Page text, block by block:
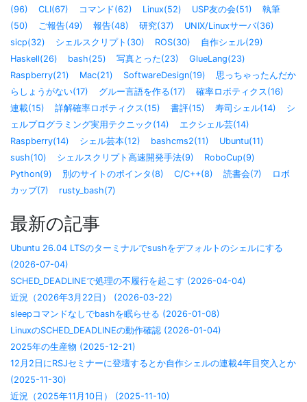
(96)
CLI(67) コマンド(62) Linux(52) USP友の会(51)
執筆
(50)
ご報告(49) 報告(48) 研究(37)
UNIX/Linuxサーバ(36)
sicp(32)
シェルスクリプト(30) ROS(30)
自作シェル(29)
Haskell(26)
bash(25) 写真とった(23)
GlueLang(23)
Raspberry(21)
Mac(21) SoftwareDesign(19)
思っちゃったんだか
らしょうがない(17)
グルー言語を作る(17)
確率ロボティクス(16)
連載(15)
詳解確率ロボティクス(15) 書評(15) 寿司シェル(14)
シ
ェルプログラミング実用テクニック(14)
エクシェル芸(14)
Raspberry(14)
シェル芸本(12) bashcms2(11)
Ubuntu(11)
sush(10)
シェルスクリプト高速開発手法(9)
RoboCup(9)
Python(9)
別のサイトのポインタ(8) C/C++(8) 読書会(7)
ロボ
カップ(7)
rusty_bash(7)
最新の記事
Ubuntu 26.04 LTSのターミナルでsushをデフォルトのシェルにする
(2026-07-04)
SCHED_DEADLINEで処理の不履行を起こす (2026-04-04)
近況（2026年3月22日） (2026-03-22)
sleepコマンドなしでbashを眠らせる (2026-01-08)
LinuxのSCHED_DEADLINEの動作確認 (2026-01-04)
2025年の生産物 (2025-12-21)
12月2日にRSJセミナーに登壇するとか自作シェルの連載4年目突入とか
(2025-11-30)
近況（2025年11月10日） (2025-11-10)